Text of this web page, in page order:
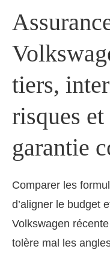
tiers,
risques
garantie
Comparer les
d’aligner le budget
Volkswagen
tolère mal les